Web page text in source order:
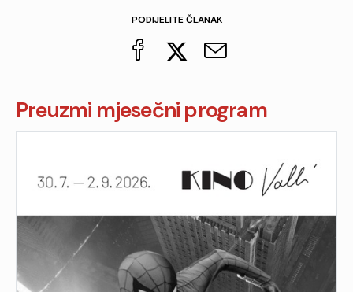
PODIJELITE ČLANAK
Preuzmi mjesečni program